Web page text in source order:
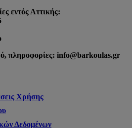
εντός Αττικής:
πληροφορίες: info@barkoulas.gr
Χρήσης
Δεδομένων